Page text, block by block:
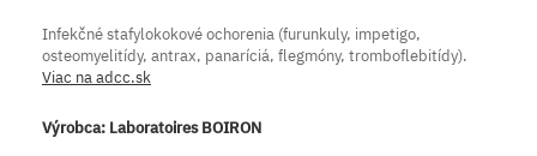
Infekčné stafylokokové ochorenia (furunkuly, impetigo,
osteomyelitídy, antrax, panaríciá, flegmóny, tromboflebitídy).
Viac na adcc.sk
Výrobca: Laboratoires BOIRON